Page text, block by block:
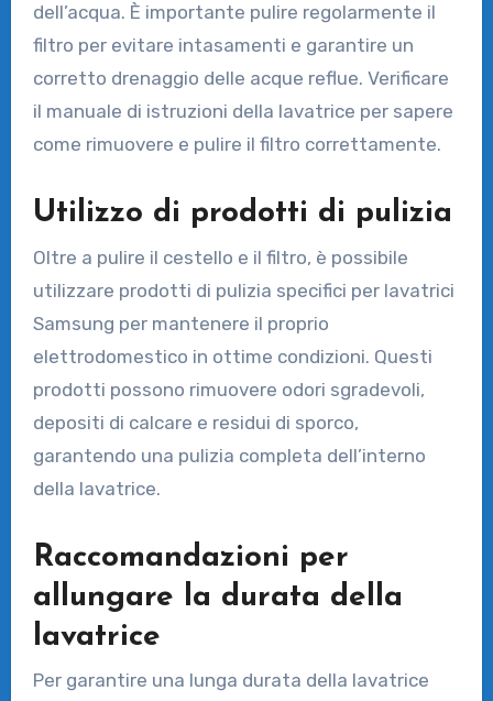
dell’acqua. È importante pulire regolarmente il
filtro per evitare intasamenti e garantire un
corretto drenaggio delle acque reflue. Verificare
il manuale di istruzioni della lavatrice per sapere
come rimuovere e pulire il filtro correttamente.
Utilizzo di prodotti di pulizia
Oltre a pulire il cestello e il filtro, è possibile
utilizzare prodotti di pulizia specifici per lavatrici
Samsung per mantenere il proprio
elettrodomestico in ottime condizioni. Questi
prodotti possono rimuovere odori sgradevoli,
depositi di calcare e residui di sporco,
garantendo una pulizia completa dell’interno
della lavatrice.
Raccomandazioni per
allungare la durata della
lavatrice
Per garantire una lunga durata della lavatrice